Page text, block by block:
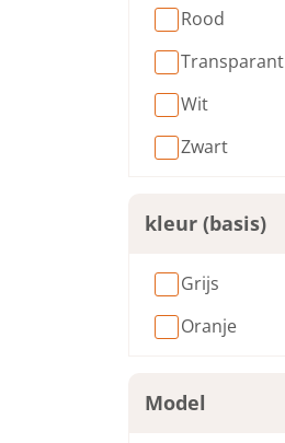
Rood
Transparant
Wit
Zwart
kleur (basis)
Grijs
Oranje
Model